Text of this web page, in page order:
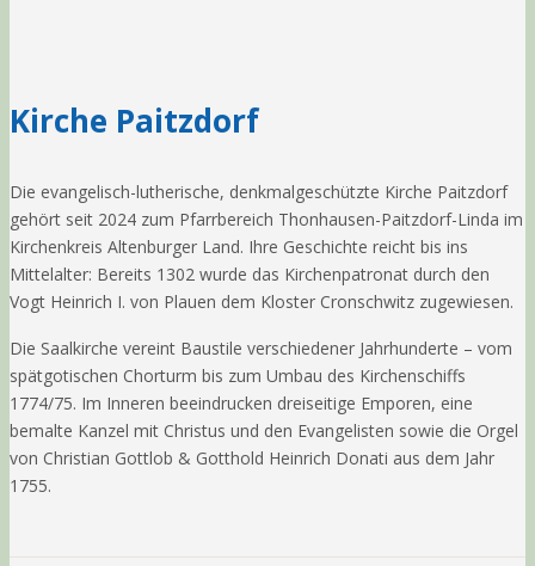
Kirche Paitzdorf
Die evangelisch-lutherische, denkmalgeschützte Kirche Paitzdorf
gehört seit 2024 zum Pfarrbereich Thonhausen-Paitzdorf-Linda im
Kirchenkreis Altenburger Land. Ihre Geschichte reicht bis ins
Mittelalter: Bereits 1302 wurde das Kirchenpatronat durch den
Vogt Heinrich I. von Plauen dem Kloster Cronschwitz zugewiesen.
Die Saalkirche vereint Baustile verschiedener Jahrhunderte – vom
spätgotischen Chorturm bis zum Umbau des Kirchenschiffs
1774/75. Im Inneren beeindrucken dreiseitige Emporen, eine
bemalte Kanzel mit Christus und den Evangelisten sowie die Orgel
von Christian Gottlob & Gotthold Heinrich Donati aus dem Jahr
1755.